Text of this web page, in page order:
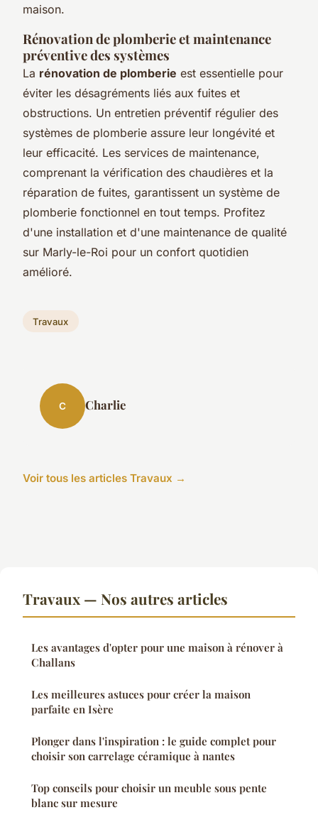
maison.
Rénovation de plomberie et maintenance
préventive des systèmes
La rénovation de plomberie est essentielle pour
éviter les désagréments liés aux fuites et
obstructions. Un entretien préventif régulier des
systèmes de plomberie assure leur longévité et
leur efficacité. Les services de maintenance,
comprenant la vérification des chaudières et la
réparation de fuites, garantissent un système de
plomberie fonctionnel en tout temps. Profitez
d'une installation et d'une maintenance de qualité
sur Marly-le-Roi pour un confort quotidien
amélioré.
Travaux
C Charlie
Voir tous les articles Travaux →
Travaux — Nos autres articles
Les avantages d'opter pour une maison à rénover à
Challans
Les meilleures astuces pour créer la maison
parfaite en Isère
Plonger dans l'inspiration : le guide complet pour
choisir son carrelage céramique à nantes
Top conseils pour choisir un meuble sous pente
blanc sur mesure